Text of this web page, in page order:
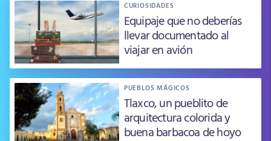
CURIOSIDADES
Equipaje que no deberías
llevar documentado al
viajar en avión
PUEBLOS MÁGICOS
Tlaxco, un pueblito de
arquitectura colorida y
buena barbacoa de hoyo